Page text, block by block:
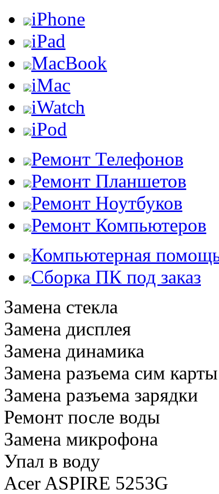
iPhone
iPad
MacBook
iMac
iWatch
iPod
Ремонт Телефонов
Ремонт Планшетов
Ремонт Ноутбуков
Ремонт Компьютеров
Компьютерная
Сборка ПК под заказ
Замена стекла
Замена дисплея
Замена динамика
Замена разъема сим карты
Замена разъема зарядки
Ремонт после воды
Замена микрофона
Упал в воду
Acer ASPIRE 5253G